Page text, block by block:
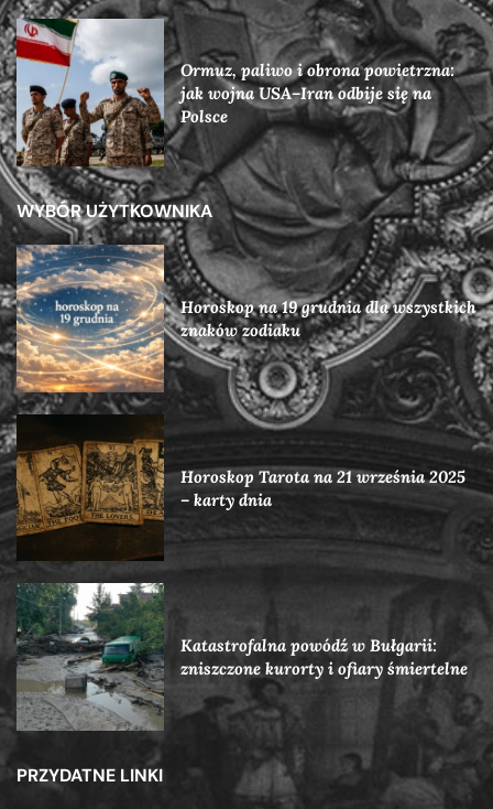
Ormuz, paliwo i obrona powietrzna:
jak wojna USA–Iran odbije się na
Polsce
WYBÓR UŻYTKOWNIKA
Horoskop na 19 grudnia dla wszystkich
znaków zodiaku
Horoskop Tarota na 21 września 2025
– karty dnia
Katastrofalna powódź w Bułgarii:
zniszczone kurorty i ofiary śmiertelne
PRZYDATNE LINKI